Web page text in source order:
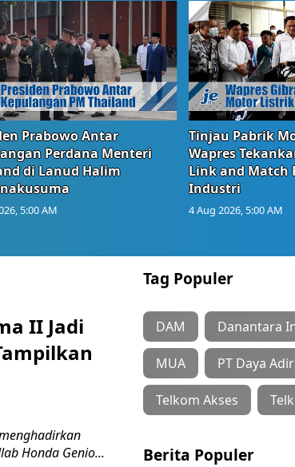
Prabowo Antar
Perdana Menteri
di Lanud Halim
5:00 AM
Tinjau Pabrik
Wapres
Link and Match
Industri
4 Aug 2026, 5:00 AM
II Jadi
Honda Genio...
Tag Populer
DAM Danantara
MUA PT Daya
Telkom Akses
Berita Populer